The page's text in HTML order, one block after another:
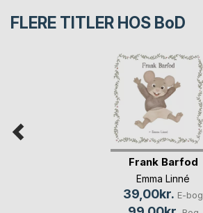
FLERE TITLER HOS BoD
Frank Barfod
Emma Linné
39,00kr. E-bog